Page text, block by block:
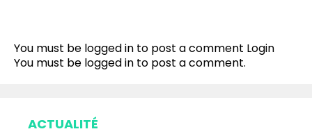
You must be logged in to post a comment Login
You must be logged in to post a comment.
ACTUALITÉ